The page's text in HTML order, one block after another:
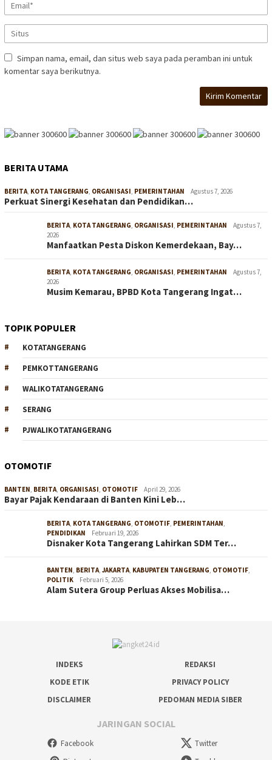
Simpan nama, email, dan situs web saya pada peramban ini untuk
komentar saya berikutnya.
BERITA UTAMA
BERITA KOTA TANGERANG ORGANISASI PEMERINTAHAN Agustus 7, 2026
Perkuat Sinergi Kesehatan dan Pendidikan…
BERITA KOTA TANGERANG ORGANISASI PEMERINTAHAN
Agustus 7,
2026
Manfaatkan Pesta Diskon Kemerdekaan, Bay…
BERITA KOTA TANGERANG ORGANISASI PEMERINTAHAN
Agustus 7,
2026
Musim Kemarau, BPBD Kota Tangerang Ingat…
TOPIK POPULER
KOTATANGERANG
PEMKOTTANGERANG
WALIKOTATANGERANG
SERANG
PJWALIKOTATANGERANG
OTOMOTIF
BANTEN BERITA ORGANISASI OTOMOTIF April 29, 2026
Bayar Pajak Kendaraan di Banten Kini Leb…
BERITA KOTA TANGERANG OTOMOTIF PEMERINTAHAN
PENDIDIKAN
Februari 19, 2026
Disnaker Kota Tangerang Lahirkan SDM Ter…
BANTEN BERITA JAKARTA KABUPATEN TANGERANG OTOMOTIF
POLITIK
Februari 5, 2026
Alam Sutera Group Perluas Akses Mobilisa…
INDEKS
REDAKSI
KODE ETIK
PRIVACY POLICY
DISCLAIMER
PEDOMAN MEDIA SIBER
JARINGAN SOCIAL
Facebook
Twitter